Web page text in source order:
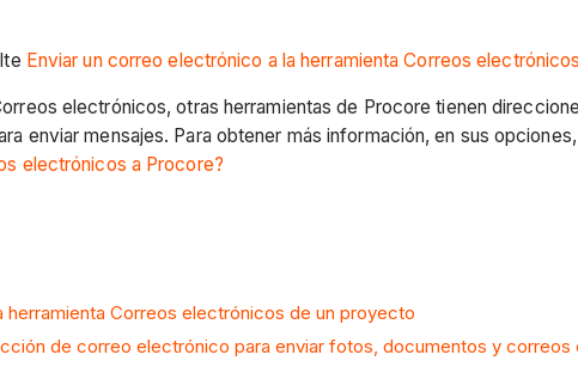
Enviar un correo electrónico a la herramienta Correos
electrónicos, otras herramientas de Procore tienen
enviar mensajes. Para obtener más información, en sus
electrónicos a Procore?
herramienta Correos electrónicos de un proyecto
de correo electrónico para enviar fotos, documentos y